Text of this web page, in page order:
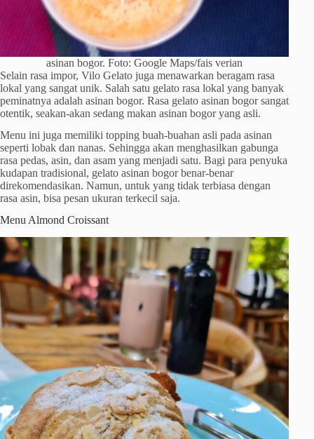
asinan bogor. Foto: Google Maps/fais verian
Selain rasa impor, Vilo Gelato juga menawarkan beragam rasa
lokal yang sangat unik. Salah satu gelato rasa lokal yang banyak
peminatnya adalah asinan bogor. Rasa gelato asinan bogor sangat
otentik, seakan-akan sedang makan asinan bogor yang asli.
Menu ini juga memiliki topping buah-buahan asli pada asinan
seperti lobak dan nanas. Sehingga akan menghasilkan gabunga
rasa pedas, asin, dan asam yang menjadi satu. Bagi para penyuka
kudapan tradisional, gelato asinan bogor benar-benar
direkomendasikan. Namun, untuk yang tidak terbiasa dengan
rasa asin, bisa pesan ukuran terkecil saja.
Menu Almond Croissant